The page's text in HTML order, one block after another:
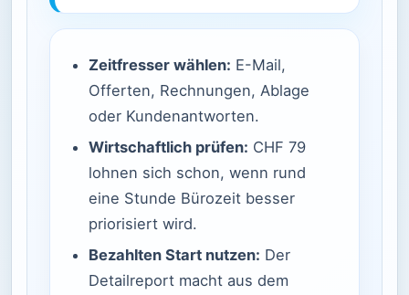
Zeitfresser wählen: E-Mail,
Offerten, Rechnungen, Ablage
oder Kundenantworten.
Wirtschaftlich prüfen: CHF 79
lohnen sich schon, wenn rund
eine Stunde Bürozeit besser
priorisiert wird.
Bezahlten Start nutzen: Der
Detailreport macht aus dem